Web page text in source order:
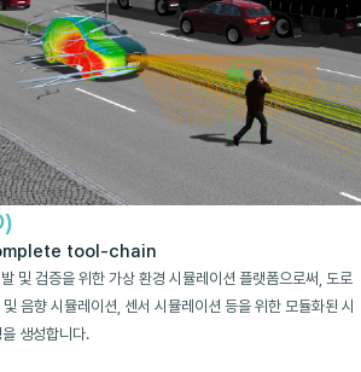
tool-chain
및 검증을 위한 가상 환경 시뮬레이션 플랫폼으로써, 도로
음향 시뮬레이션, 센서 시뮬레이션 등을 위한 모듈화된 시
생성합니다.